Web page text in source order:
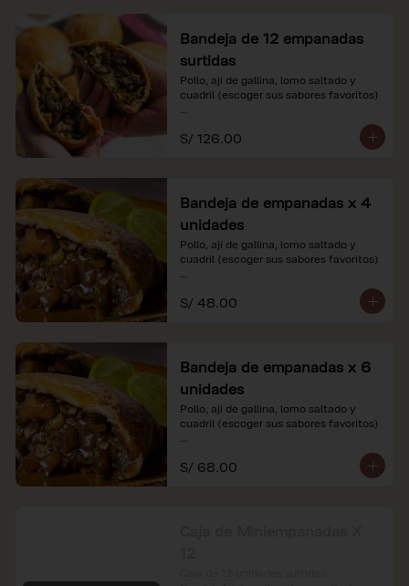
referenciales.
Bandeja de 12 empanadas
surtidas
Pollo, ají de gallina, lomo saltado y
cuadril (escoger sus sabores favoritos)
*Nuestros precios están expresados en
soles e incluyen impuestos de ley y
S/ 126.00
Bandeja de empanadas x 4
unidades
Pollo, ají de gallina, lomo saltado y
cuadril (escoger sus sabores favoritos)
*Nuestros precios están expresados en
soles e incluyen impuestos de ley y
S/ 48.00
Bandeja de empanadas x 6
unidades
Pollo, ají de gallina, lomo saltado y
cuadril (escoger sus sabores favoritos)
*Nuestros precios están expresados en
soles e incluyen impuestos de ley y
S/ 68.00